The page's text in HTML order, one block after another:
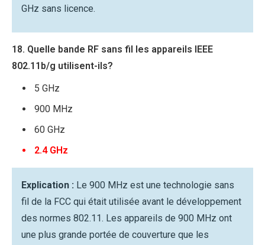
GHz sans licence.
18. Quelle bande RF sans fil les appareils IEEE
802.11b/g utilisent-ils?
5 GHz
900 MHz
60 GHz
2.4 GHz
Explication : Le 900 MHz est une technologie sans
fil de la FCC qui était utilisée avant le développement
des normes 802.11. Les appareils de 900 MHz ont
une plus grande portée de couverture que les